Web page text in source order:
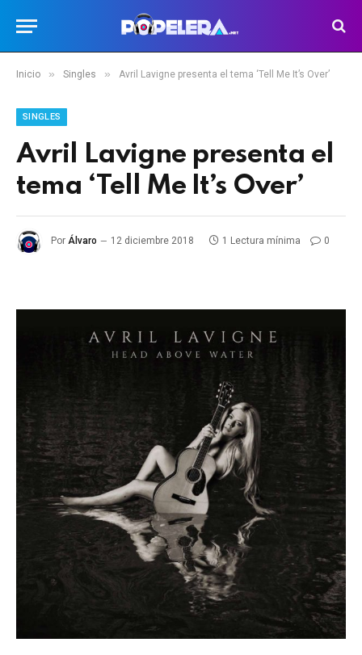
Inicio » Singles » Avril Lavigne presenta el tema ‘Tell Me It’s Over’
SINGLES
Avril Lavigne presenta el
tema ‘Tell Me It’s Over’
Por Álvaro 12 diciembre 2018 1 Lectura mínima 0